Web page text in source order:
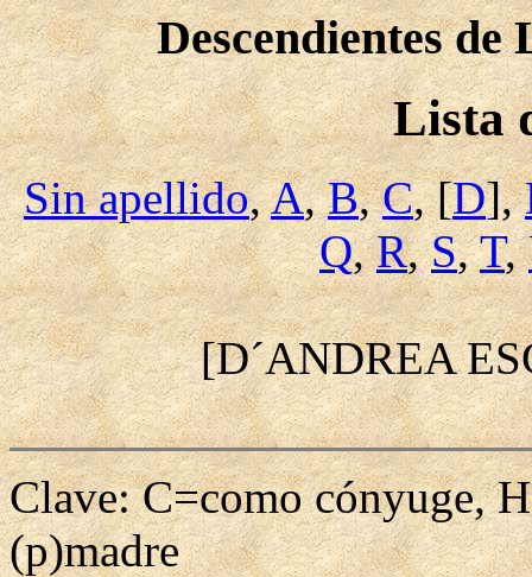
Descendientes
Lista
Sin apellido,A,B,C, [D],
Q,R,S,T,
[D´ANDREA
Clave: C=como cónyuge,
(p)madre